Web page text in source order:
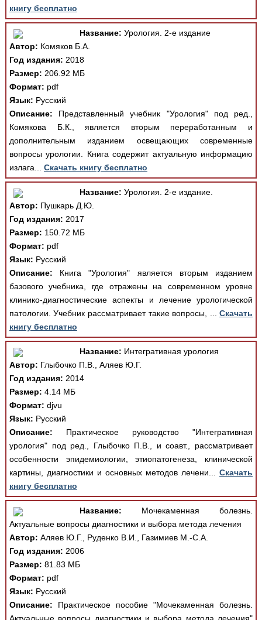
книгу бесплатно
Название: Урология. 2-е издание
Автор: Комяков Б.А.
Год издания: 2018
Размер: 206.92 МБ
Формат: pdf
Язык: Русский
Описание: Представленный учебник "Урология" под ред.,
Комякова Б.К., является вторым переработанным и
дополнительным изданием освещающих современные
вопросы урологии. Книга содержит актуальную информацию
излага... Скачать книгу бесплатно
Название: Урология. 2-е издание.
Автор: Пушкарь Д.Ю.
Год издания: 2017
Размер: 150.72 МБ
Формат: pdf
Язык: Русский
Описание: Книга "Урология" является вторым изданием
базового учебника, где отражены на современном уровне
клинико-диагностические аспекты и лечение урологической
патологии. Учебник рассматривает такие вопросы, ...Скачать
книгу бесплатно
Название: Интегративная урология
Автор: Глыбочко П.В., Аляев Ю.Г.
Год издания: 2014
Размер: 4.14 МБ
Формат: djvu
Язык: Русский
Описание: Практическое руководство "Интегративная
урология" под ред., Глыбочко П.В., и соавт., рассматривает
особенности эпидемиологии, этиопатогенеза, клинической
картины, диагностики и основных методов лечени...Скачать
книгу бесплатно
Название: Мочекаменная болезнь.
Актуальные вопросы диагностики и выбора метода лечения
Автор: Аляев Ю.Г., Руденко В.И., Газимиев М.-С.А.
Год издания: 2006
Размер: 81.83 МБ
Формат: pdf
Язык: Русский
Описание: Практическое пособие "Мочекаменная болезнь.